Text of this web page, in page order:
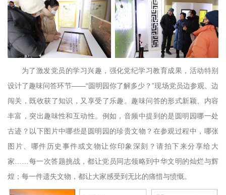
为了激发党员的学习兴趣，强化党纪学习教育成果，活动特别
设计了趣味问答环节——“圆明园你了解多少？”现场党员边参观、边
闯关，既收获了知识，又享受了乐趣。趣味问答的形式新颖、内容
丰富，突出趣味性和互动性。例如，音频中提到的是圆明园哪一处
古迹？以下图片中哪些是圆明园的珍贵文物？在参观过程中，哪张
图片、哪件历史事件或文物让你印象深刻？请拍下来分享给大
家……每一次答题挑战，都让党员同志领略到中华文明的灿烂与辉
煌；每一件遗失文物，都让大家感受到无比的痛惜与愤慨。